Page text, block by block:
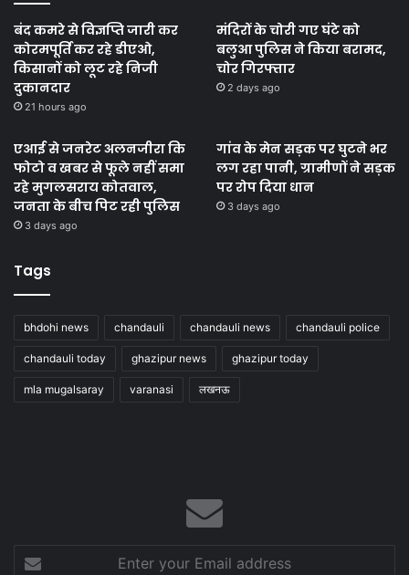
बंद कमरे से विज्ञप्ति जारी कर
कोरमपूर्ति कर रहे डीएओ,
किसानों को लूट रहे निजी
दुकानदार
21 hours ago
मंदिरों के चोरी गए घंटे को
बलुआ पुलिस ने किया बरामद,
चोर गिरफ्तार
2 days ago
एआई से जनरेट अलनजीरा कि
फोटो व खबर से फूले नहीं समा
रहे मुगलसराय कोतवाल,
जनता के बीच पिट रही पुलिस
3 days ago
गांव के मेन सड़क पर घुटने भर
लग रहा पानी, ग्रामीणों ने सड़क
पर रोप दिया धान
3 days ago
Tags
bhdohi news chandauli chandauli news chandauli police
chandauli today ghazipur news ghazipur today
mla mugalsaray varanasi लखनऊ